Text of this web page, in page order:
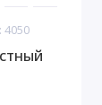
4050